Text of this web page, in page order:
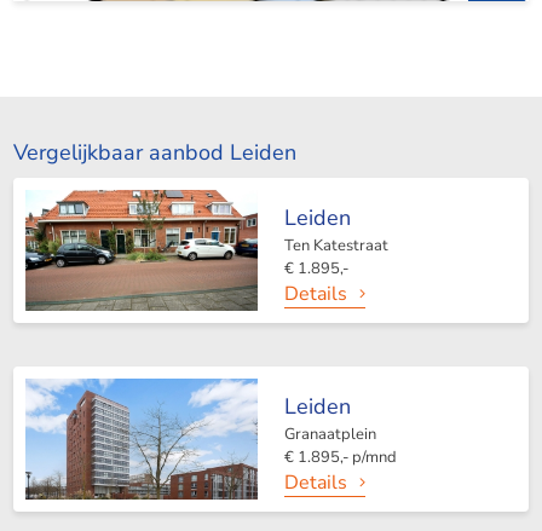
Vergelijkbaar aanbod Leiden
Leiden
Ten Katestraat
€ 1.895,-
Details
Leiden
Granaatplein
€ 1.895,- p/mnd
Details